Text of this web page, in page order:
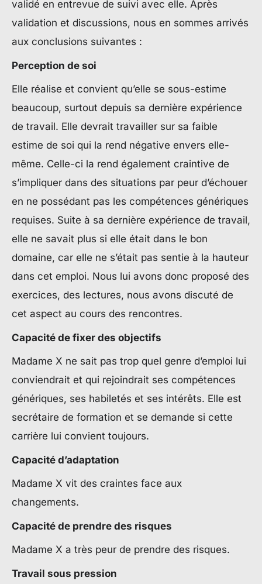
validé en entrevue de suivi avec elle. Après
validation et discussions, nous en sommes arrivés
aux conclusions suivantes :
Perception de soi
Elle réalise et convient qu’elle se sous-estime
beaucoup, surtout depuis sa dernière expérience
de travail. Elle devrait travailler sur sa faible
estime de soi qui la rend négative envers elle-
même. Celle-ci la rend également craintive de
s’impliquer dans des situations par peur d’échouer
en ne possédant pas les compétences génériques
requises. Suite à sa dernière expérience de travail,
elle ne savait plus si elle était dans le bon
domaine, car elle ne s’était pas sentie à la hauteur
dans cet emploi. Nous lui avons donc proposé des
exercices, des lectures, nous avons discuté de
cet aspect au cours des rencontres.
Capacité de fixer des objectifs
Madame X ne sait pas trop quel genre d’emploi lui
conviendrait et qui rejoindrait ses compétences
génériques, ses habiletés et ses intérêts. Elle est
secrétaire de formation et se demande si cette
carrière lui convient toujours.
Capacité d’adaptation
Madame X vit des craintes face aux
changements.
Capacité de prendre des risques
Madame X a très peur de prendre des risques.
Travail sous pression